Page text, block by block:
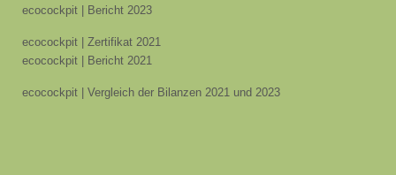
ecocockpit | Bericht 2023
ecocockpit | Zertifikat 2021
ecocockpit | Bericht 2021
ecocockpit | Vergleich der Bilanzen 2021 und 2023